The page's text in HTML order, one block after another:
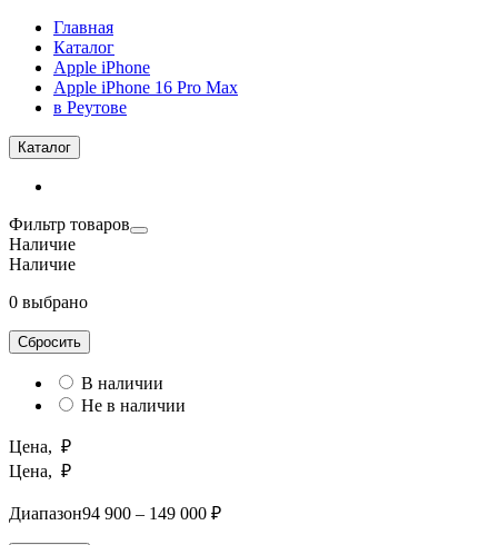
Главная
Каталог
Apple iPhone
Apple iPhone 16 Pro Max
в Реутове
Каталог
Фильтр товаров
Наличие
Наличие
0 выбрано
Сбросить
В наличии
Не в наличии
Цена, ₽
Цена, ₽
Диапазон94 900 – 149 000 ₽